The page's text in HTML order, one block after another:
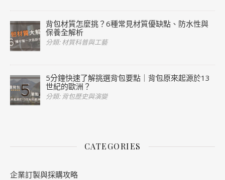
背包材質怎麼挑？6種常見材質優缺點、防水性與
保養全解析
分類: 材質科普與工藝
5分鐘快速了解挑選背包要點｜背包原來起源於13
世紀的歐洲？
分類: 背包歷史與演變
CATEGORIES
企業訂製與採購攻略